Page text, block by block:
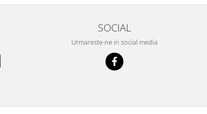
SOCIAL
Urmareste-ne in social media